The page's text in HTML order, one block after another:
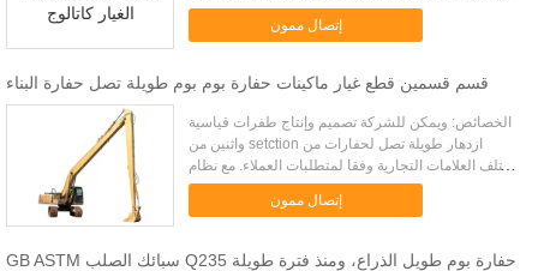
Loaders, Engines, Attachments and other
equipment Languages: English, ...
إتصال ممون
قسم قسمين قطع غيار ماكينات حفارة بوم بوم طويلة تصل حفارة البناء
الخصائص: ويمكن للشركة تصميم وإنتاج طفرات قياسية
واثنين من setction ازدهار طويلة تصل لحفارات من
مختلف العلامات التجارية وفقا لمتطلبات العملاء. مع نظام
متقدم بمساعدة الحاسوب التصميم، وتصميم أكثر من 10
إتصال ممون
GB ASTM سبائك الصلب Q235 حفارة بوم طويل الذراع، ومنذ فترة طويلة